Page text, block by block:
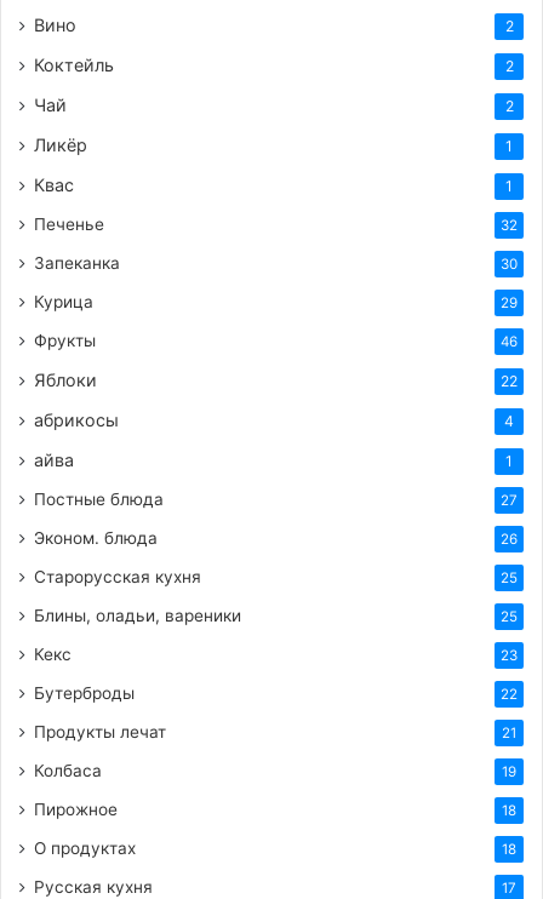
Вино 2
Коктейль 2
Чай 2
Ликёр 1
Квас 1
Печенье 32
Запеканка 30
Курица 29
Фрукты 46
Яблоки 22
абрикосы 4
айва 1
Постные блюда 27
Эконом. блюда 26
Старорусская кухня 25
Блины, оладьи, вареники 25
Кекс 23
Бутерброды 22
Продукты лечат 21
Колбаса 19
Пирожное 18
О продуктах 18
Русская кухня 17